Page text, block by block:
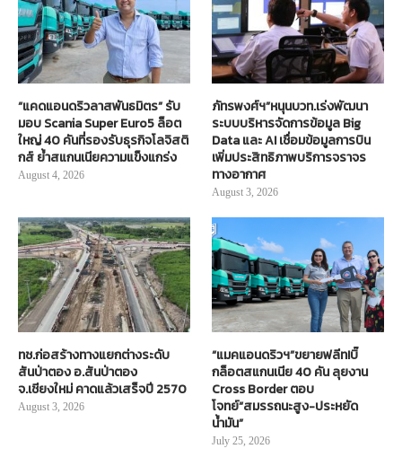
“แคดแอนดริวลาสพันธมิตร” รับ
มอบ Scania Super Euro5 ล็อต
ใหญ่ 40 คันที่รองรับธุรกิจโลจิสติ
กส์ ย้ำสแกนเนียความแข็งแกร่ง
August 4, 2026
ภัทรพงศ์ฯ”หนุนบวท.เร่งพัฒนา
ระบบบริหารจัดการข้อมูล Big
Data และ AI เชื่อมข้อมูลการบิน
เพิ่มประสิทธิภาพบริการจราจร
ทางอากาศ
August 3, 2026
ทช.ก่อสร้างทางแยกต่างระดับ
สันป่าตอง อ.สันป่าตอง
จ.เชียงใหม่ คาดแล้วเสร็จปี 2570
August 3, 2026
“แมคแอนดริวฯ”ขยายฟลีท!บิ๊
กล็อตสแกนเนีย 40 คัน ลุยงาน
Cross Border ตอบ
โจทย์“สมรรถนะสูง-ประหยัด
น้ำมัน”
July 25, 2026